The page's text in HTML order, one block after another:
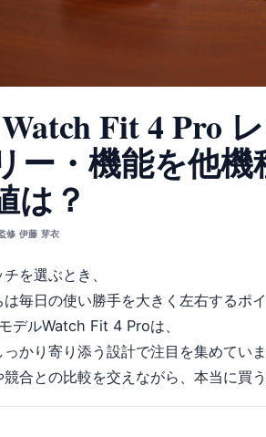
Fit 4 Pro
ー・機能を他機
は？
修 伊藤 芽衣
を選ぶとき、
毎日の使い勝手を大きく左右するポ
デルWatch Fit 4 Proは、
かり寄り添う設計で注目を集めてい
合との比較を交えながら、本当に買